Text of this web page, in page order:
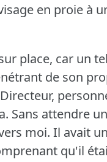
en proie à
place, car un
de son
Sans attendre
moi. Il avait
qu'il